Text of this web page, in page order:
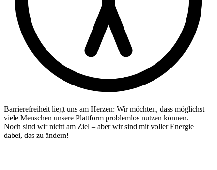
Barrierefreiheit liegt uns am Herzen: Wir möchten, dass möglichst
viele Menschen unsere Plattform problemlos nutzen können.
Noch sind wir nicht am Ziel – aber wir sind mit voller Energie
dabei, das zu ändern!